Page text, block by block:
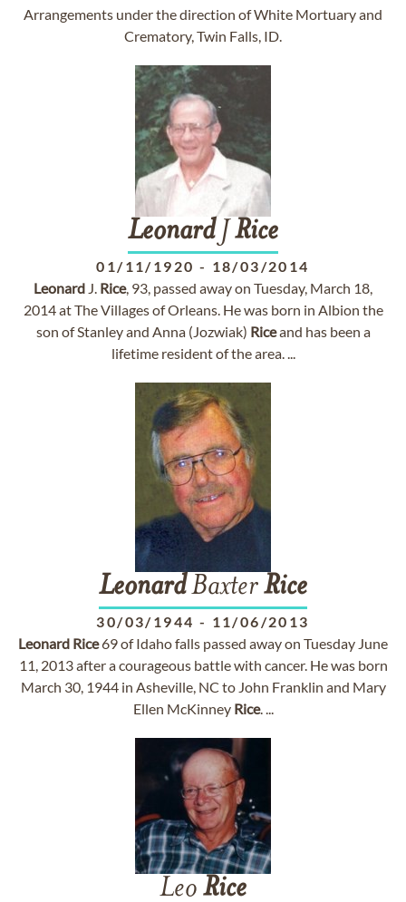
Arrangements under the direction of White Mortuary and
Crematory, Twin Falls, ID.
LeonardJ Rice
01/11/1920 - 18/03/2014
Leonard J. Rice, 93, passed away on Tuesday, March 18,
2014 at The Villages of Orleans. He was born in Albion the
son of Stanley and Anna (Jozwiak) Riceand has been a
lifetime resident of the area. ...
LeonardBaxterRice
30/03/1944 - 11/06/2013
Leonard Rice69 of Idaho falls passed away on Tuesday June
11, 2013 after a courageous battle with cancer. He was born
March 30, 1944 in Asheville, NC to John Franklin and Mary
Ellen McKinney Rice. ...
Leo Rice